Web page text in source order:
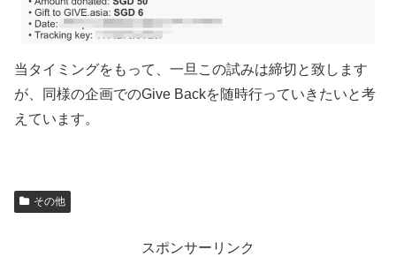
当タイミングをもって、一旦この試みは締切と致します
が、同様の企画でのGive Backを随時行っていきたいと考
えています。
その他
スポンサーリンク